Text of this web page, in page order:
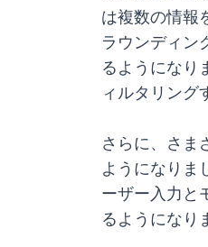
は複数の情報
ラウンディン
るようになり
ィルタリング
さらに、さま
ようになりま
ーザー入力と
るようになり